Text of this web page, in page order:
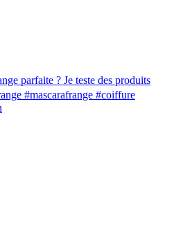
parfaite ? Je teste des produits
#mascarafrange #coiffure